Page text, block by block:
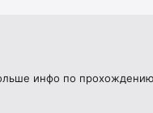
Перестать играть уже
игра.
инфо по прохождению